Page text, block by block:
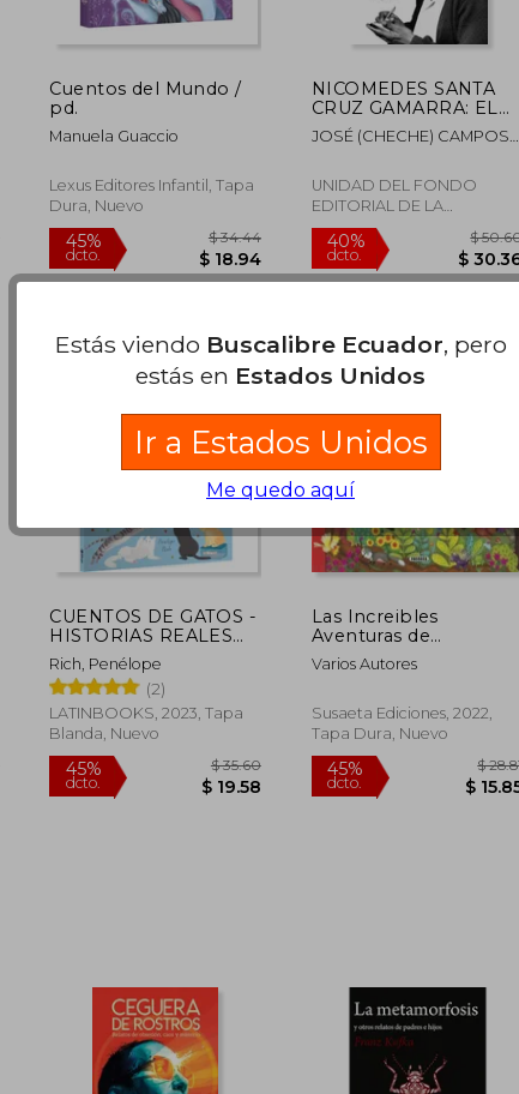
$ 26.18
Cuentos del Mundo /
pd.
Manuela Guaccio
Lexus Editores Infantil, Tapa
Dura, Nuevo
dcto. $ 18.94
NICOMEDES SANTA
CRUZ GAMARRA: EL
GRAN EDUCADOR DE
AYER, HOY Y SIEMPRE
JOSÉ (CHECHE) CAMPOS
FLORES, DENIS PAGÁN,
YULI CHINCHAY, YAMILE
AGUIRRE
UNIDAD DEL FONDO
EDITORIAL DE LA
UNIVERSIDAD, 2025, Tapa
Blanda, Nuevo
dcto.
CUENTOS DE GATOS -
HISTORIAS REALES
DE FELINOS
FANTÁSTICOS
Rich, Penélope
(2)
LATINBOOKS, 2023, Tapa
Blanda, Nuevo
Las Increibles
Aventuras de
Caperucita Roja (Busca
y Encuentra)
Varios Autores
Susaeta Ediciones, 2022,
Tapa Dura, Nuevo
Estás viendo Buscalibre Ecuador, pero
estás en Estados Unidos
Ir a Estados Unidos
Me quedo aquí